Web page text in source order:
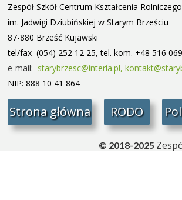
Strona główna RODO
Zespół Szkół Centrum Kształcenia Rolniczego
im. Jadwigi Dziubińskiej w Starym Brześciu
87-880 Brześć Kujawski
tel/fax (054) 252 12 25, tel. kom. +48 516
e-mail: starybrzesc@interia.pl,
NIP: 888 10 41 864
© 2018-2025